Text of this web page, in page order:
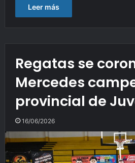
Leer más
Regatas se
Mercedes
provincial de
16/06/2026